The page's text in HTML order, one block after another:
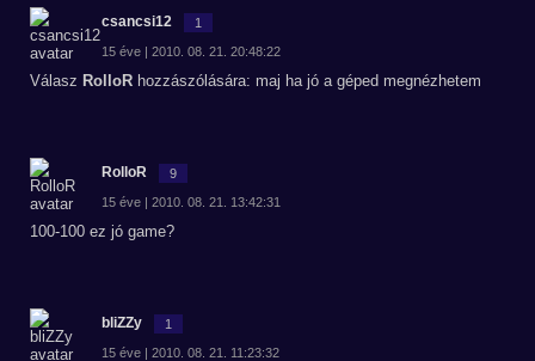
csancsi12 1
15 éve | 2010. 08. 21. 20:48:22
Válasz RolloR hozzászólására: maj ha jó a géped megnézhetem
RolloR 9
15 éve | 2010. 08. 21. 13:42:31
100-100 ez jó game?
bliZZy 1
15 éve | 2010. 08. 21. 11:23:32